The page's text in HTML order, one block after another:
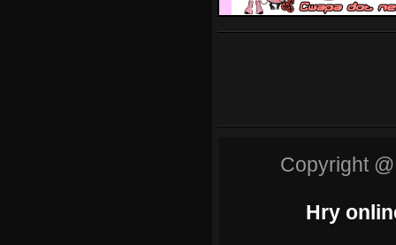
Copyright
Hry